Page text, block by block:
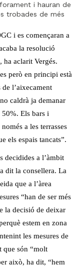
i hauran de
trobades de més
i es començaran a
la resolució
aclarit Vergés.
però en principi està
l’aixecament
caldrà ja demanar
Els bars i
a les terrasses
els espais tancats”.
decidides a l’àmbit
dit la consellera. La
que a l’àrea
“han de ser més
la decisió de deixar
estem en zona
les mesures de
que són “molt
això, ha dit, “hem